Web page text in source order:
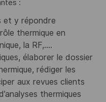
:
et y répondre
thermique en
la RF,….
élaborer le dossier
rédiger les
aux revues clients
thermiques